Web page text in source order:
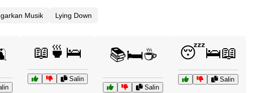
Musik Lying Down
📖🍵🛌
Salin
📚🛏️☕
Salin
😴🛌📖
Salin